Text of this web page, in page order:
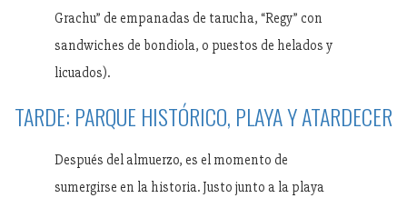
Grachu” de empanadas de tarucha, “Regy” con
sandwiches de bondiola, o puestos de helados y
licuados).
TARDE: PARQUE HISTÓRICO, PLAYA Y ATARDECER
Después del almuerzo, es el momento de
sumergirse en la historia. Justo junto a la playa